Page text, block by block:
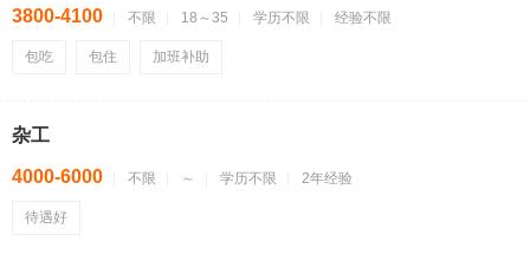
3800-4100 不限 18～35 学历不限 经验不限
包吃 包住 加班补助
杂工
4000-6000 不限 ～ 学历不限 2年经验
待遇好